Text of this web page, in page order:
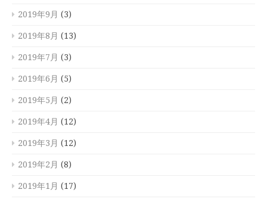
2019年9月 (3)
2019年8月 (13)
2019年7月 (3)
2019年6月 (5)
2019年5月 (2)
2019年4月 (12)
2019年3月 (12)
2019年2月 (8)
2019年1月 (17)